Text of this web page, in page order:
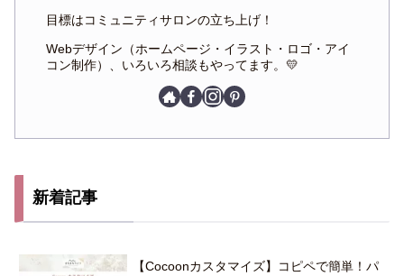
目標はコミュニティサロンの立ち上げ！
Webデザイン（ホームページ・イラスト・ロゴ・アイ
コン制作）、いろいろ相談もやってます。💛
新着記事
【Cocoonカスタマイズ】コピペで簡単！パ